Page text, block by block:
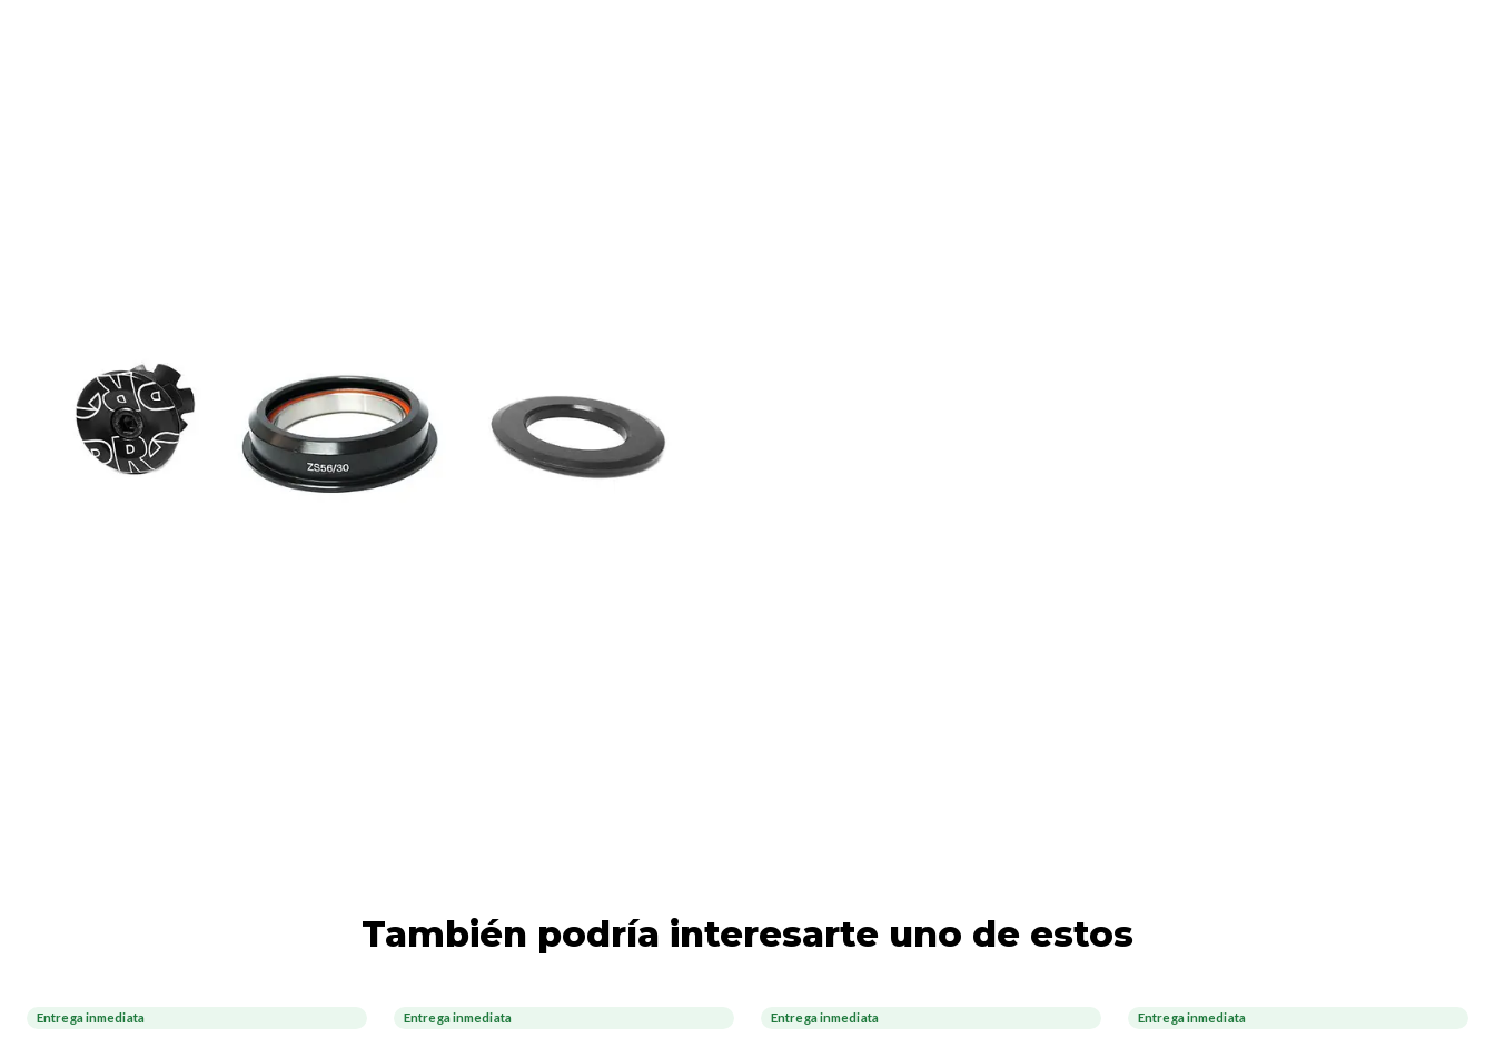
También podría interesarte uno de estos
Entrega inmediata
-13%
Entrega inmediata
-7%OFF
Entrega inmediata
-40%
Entrega inmediata